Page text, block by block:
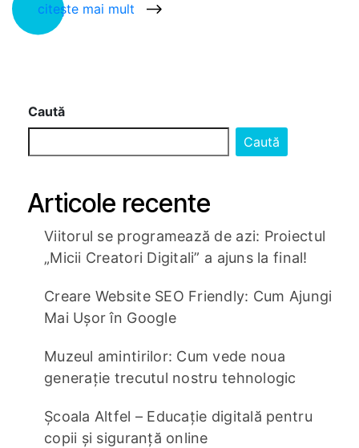
citește mai mult
Caută
Caută
Articole recente
Viitorul se programează de azi: Proiectul
„Micii Creatori Digitali” a ajuns la final!
Creare Website SEO Friendly: Cum Ajungi
Mai Ușor în Google
Muzeul amintirilor: Cum vede noua
generație trecutul nostru tehnologic
Școala Altfel – Educație digitală pentru
copii și siguranță online